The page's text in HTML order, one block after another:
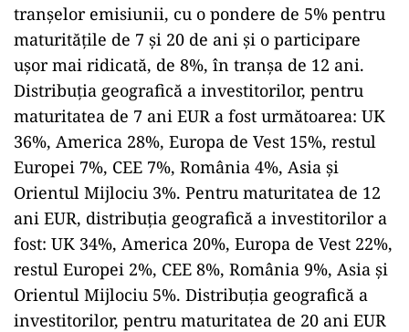
tranșelor emisiunii, cu o pondere de 5% pentru
maturitățile de 7 și 20 de ani și o participare
ușor mai ridicată, de 8%, în tranșa de 12 ani.
Distribuția geografică a investitorilor, pentru
maturitatea de 7 ani EUR a fost următoarea: UK
36%, America 28%, Europa de Vest 15%, restul
Europei 7%, CEE 7%, România 4%, Asia și
Orientul Mijlociu 3%. Pentru maturitatea de 12
ani EUR, distribuția geografică a investitorilor a
fost: UK 34%, America 20%, Europa de Vest 22%,
restul Europei 2%, CEE 8%, România 9%, Asia și
Orientul Mijlociu 5%. Distribuția geografică a
investitorilor, pentru maturitatea de 20 ani EUR